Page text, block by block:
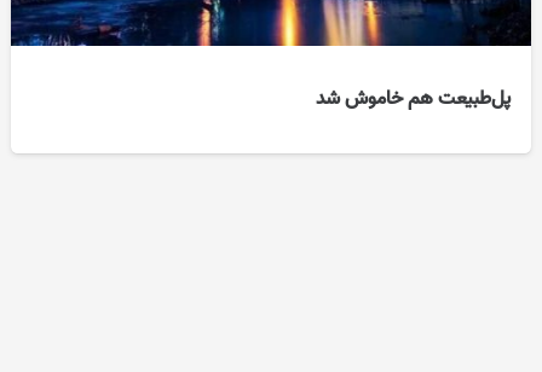
پل‌طبیعت هم خاموش شد